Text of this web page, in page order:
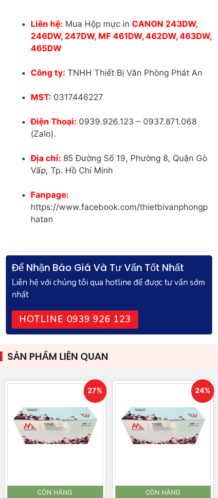
Liên hệ: Mua Hộp mực in CANON 243DW,
246DW, 247DW, MF 461DW, 462DW, 463DW,
465DW
Công ty: TNHH Thiết Bị Văn Phòng Phát An
MST: 0317446227
Điện Thoại: 0939.926.123 – 0937.871.068
(Zalo).
Địa chỉ: 85 Đường Số 19, Phường 8, Quận Gò
Vấp, Tp. Hồ Chí Minh
Fanpage:
https://www.facebook.com/thietbivanphongp
hatan
Để Nhận Báo Giá Và Tư Vấn Tốt Nhất
Liên hệ với chúng tôi qua hotline để được tư vấn sớm
nhất
HOTLINE 0939 926 123
SẢN PHẨM LIÊN QUAN
27%
CÒN HÀNG
24%
CÒN HÀNG